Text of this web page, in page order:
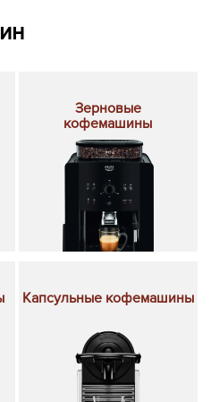
Зерновые
кофемашины
Капсульные кофемашины